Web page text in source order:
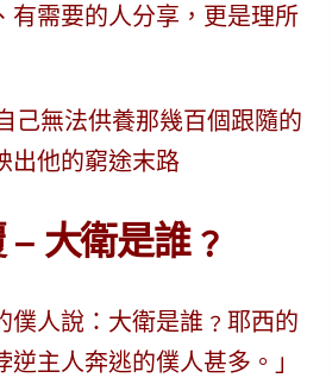
有需要的人分享，更是理所
己無法供養那幾百個跟隨的
出他的窮途末路
大衛是誰﹖
僕人說：大衛是誰﹖耶西的
逆主人奔逃的僕人甚多。」